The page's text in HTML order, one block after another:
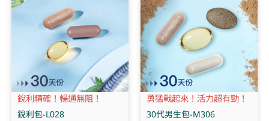
銳利精確！暢通無阻！
銳利包-L028
勇猛戰起來！活力超有勁！
30代男生包-M306